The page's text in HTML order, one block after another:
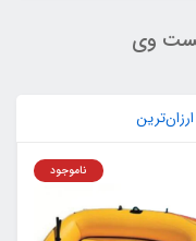
وی
ارزان‌ترین
ناموجود